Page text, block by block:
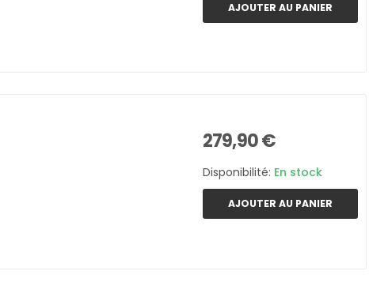
AJOUTER AU PANIER
279,90 €
Disponibilité: En stock
AJOUTER AU PANIER